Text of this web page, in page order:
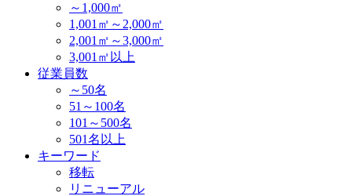
～1,000㎡
1,001㎡～2,000㎡
2,001㎡～3,000㎡
3,001㎡以上
従業員数
～50名
51～100名
101～500名
501名以上
キーワード
移転
リニューアル